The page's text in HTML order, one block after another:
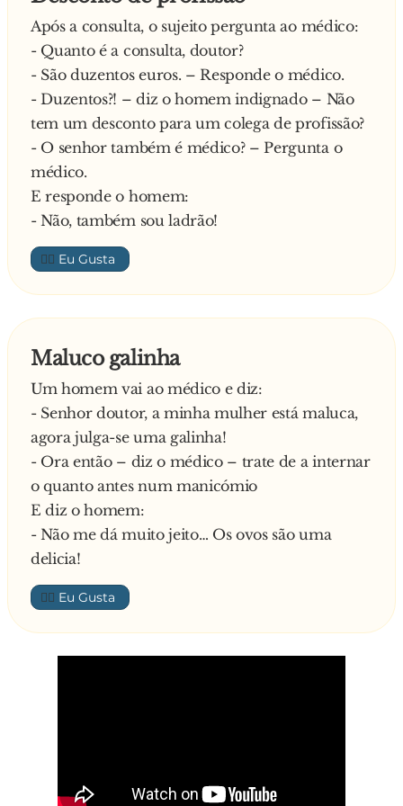
Após a consulta, o sujeito pergunta ao médico:
- Quanto é a consulta, doutor?
- São duzentos euros. – Responde o médico.
- Duzentos?! – diz o homem indignado – Não
tem um desconto para um colega de profissão?
- O senhor também é médico? – Pergunta o
médico.
E responde o homem:
- Não, também sou ladrão!
👍🏼
Maluco galinha
Um homem vai ao médico e diz:
- Senhor doutor, a minha mulher está maluca,
agora julga-se uma galinha!
- Ora então – diz o médico – trate de a internar
o quanto antes num manicómio
E diz o homem:
- Não me dá muito jeito… Os ovos são uma
delicia!
👍🏼